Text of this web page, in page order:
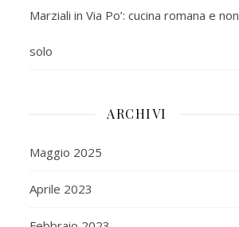
Marziali in Via Po’: cucina romana e non
solo
ARCHIVI
Maggio 2025
Aprile 2023